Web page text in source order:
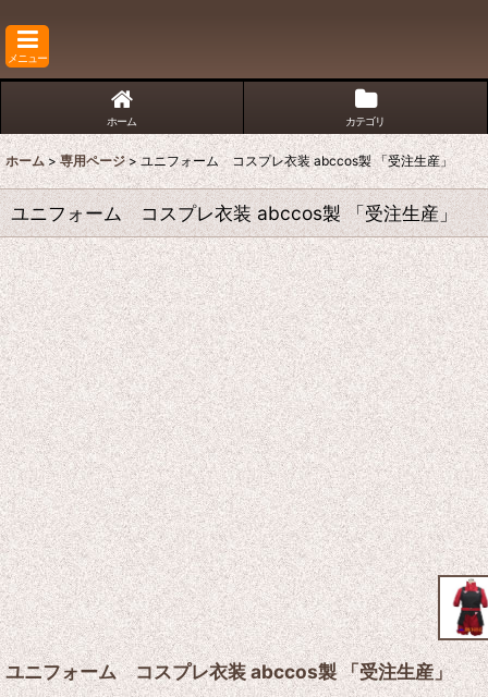
メニュー
ホーム カテゴリ
ホーム > 専用ページ > ユニフォーム コスプレ衣装 abccos製 「受注生産」
ユニフォーム コスプレ衣装 abccos製 「受注生産」
ユニフォーム コスプレ衣装 abccos製 「受注生産」